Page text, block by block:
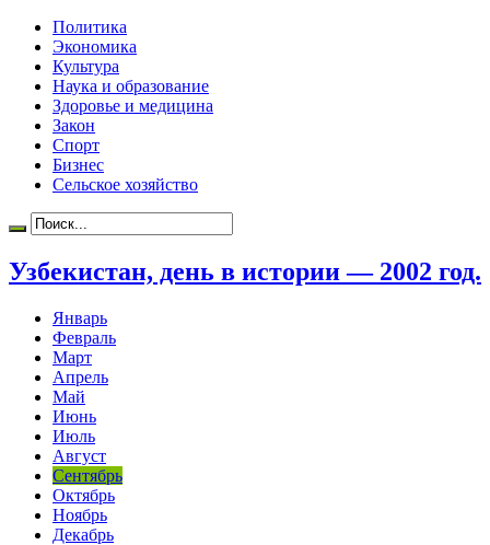
Политика
Экономика
Культура
Наука и образование
Здоровье и медицина
Закон
Спорт
Бизнес
Сельское хозяйство
Узбекистан, день в истории — 2002 год.
Январь
Февраль
Март
Апрель
Май
Июнь
Июль
Август
Сентябрь
Октябрь
Ноябрь
Декабрь